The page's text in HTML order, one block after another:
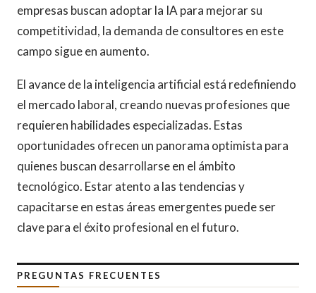
empresas buscan adoptar la IA para mejorar su
competitividad, la demanda de consultores en este
campo sigue en aumento.
El avance de la inteligencia artificial está redefiniendo
el mercado laboral, creando nuevas profesiones que
requieren habilidades especializadas. Estas
oportunidades ofrecen un panorama optimista para
quienes buscan desarrollarse en el ámbito
tecnológico. Estar atento a las tendencias y
capacitarse en estas áreas emergentes puede ser
clave para el éxito profesional en el futuro.
PREGUNTAS FRECUENTES